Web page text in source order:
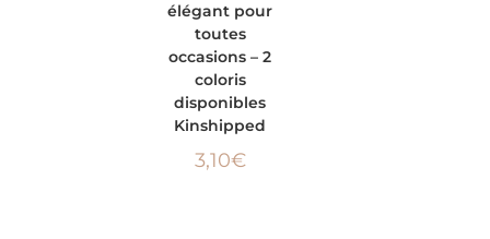
élégant pour
toutes
occasions – 2
coloris
disponibles
Kinshipped
3,10€